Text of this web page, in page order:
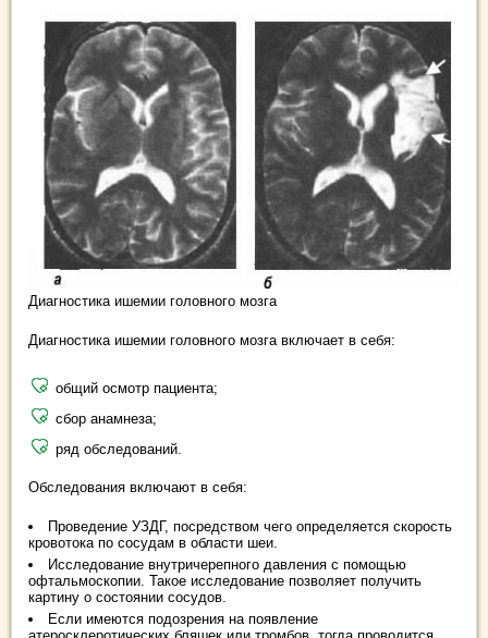
Диагностика ишемии головного мозга
Диагностика ишемии головного мозга включает в себя:
общий осмотр пациента;
сбор анамнеза;
ряд обследований.
Обследования включают в себя:
Проведение УЗДГ, посредством чего определяется скорость
кровотока по сосудам в области шеи.
Исследование внутричерепного давления с помощью
офтальмоскопии. Такое исследование позволяет получить
картину о состоянии сосудов.
Если имеются подозрения на появление